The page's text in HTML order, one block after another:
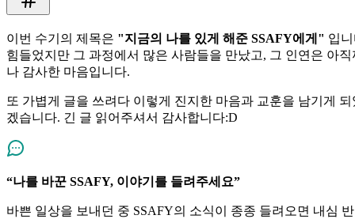
이번 수기의 제목은 "지금의 나를 있게 해준 SSAFY에게" 입
힘들었지만 그 과정에서 많은 사람들을 만났고, 그 인연은 아
나 감사한 마음입니다.
또 가볍게 글을 쓰려다 이렇게 진지한 마음과 교훈을 남기게
겠습니다. 긴 글 읽어주셔서 감사합니다:D
“나를 바꾼 SSAFY, 이야기를 들려주세요”
바쁜 일상을 보내던 중 SSAFY의 소식이 종종 들려오면 내심